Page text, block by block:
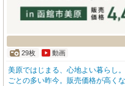
29枚 動画
美原ではじまる、心地よい暮らし
ごとの多い昨今。販売価格が高く